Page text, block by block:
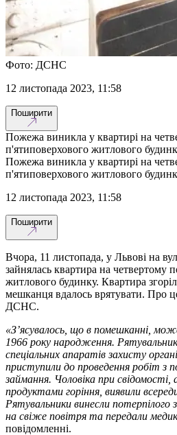
Фото: ДСНС
12 листопада 2023, 11:58
Поширити
Пожежа виникла у квартирі на
п'ятиповерхового житлового
Пожежа виникла у квартирі на
п'ятиповерхового житлового
12 листопада 2023, 11:58
Поширити
Вчора, 11 листопада, у Львові на
зайнялась квартира на четвертому
житлового будинку. Квартира
мешканця вдалось врятувати. Про
ДСНС.
«З’ясувалось, що в помешканні,
1966 року народження.
спеціальних апаратів захисту
приступили до проведення робіт з
займання. Чоловіка при свідомості,
продуктами горіння, виявили
Рятувальники винесли потерпілого
на свіже повітря та передали
повідомленні.